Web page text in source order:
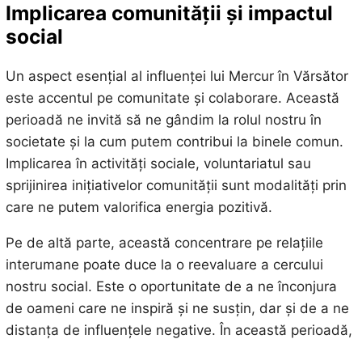
Implicarea comunității și impactul
social
Un aspect esențial al influenței lui Mercur în Vărsător
este accentul pe comunitate și colaborare. Această
perioadă ne invită să ne gândim la rolul nostru în
societate și la cum putem contribui la binele comun.
Implicarea în activități sociale, voluntariatul sau
sprijinirea inițiativelor comunității sunt modalități prin
care ne putem valorifica energia pozitivă.
Pe de altă parte, această concentrare pe relațiile
interumane poate duce la o reevaluare a cercului
nostru social. Este o oportunitate de a ne înconjura
de oameni care ne inspiră și ne susțin, dar și de a ne
distanța de influențele negative. În această perioadă,